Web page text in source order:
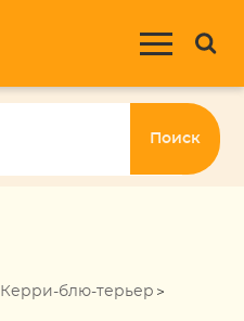
Поиск
Керри-блю-терьер